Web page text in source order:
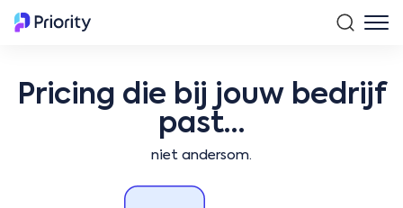
Pricing die bij jouw bedrijf
past…
niet andersom.